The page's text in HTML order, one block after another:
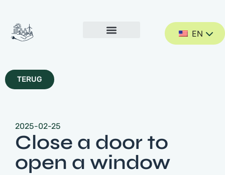
EN
TERUG
2025-02-25
Close a door to
open a window